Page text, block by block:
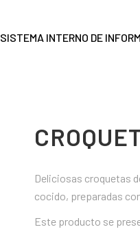
SISTEMA INTERNO DE
Deliciosas croquetas
cocido, preparadas
Este producto se